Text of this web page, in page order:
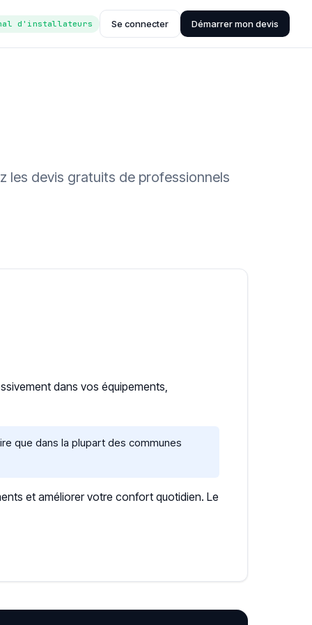
d'installateurs Se connecter Démarrer mon devis
les devis gratuits de professionnels
dans vos équipements,
que dans la plupart des communes
et améliorer votre confort quotidien. Le